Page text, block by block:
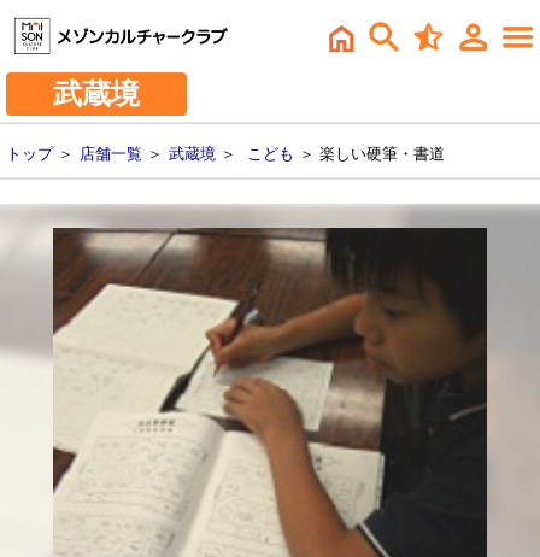
武蔵境
トップ＞ 店舗一覧 ＞ 武蔵境 ＞ こども ＞ 楽しい硬筆・書道